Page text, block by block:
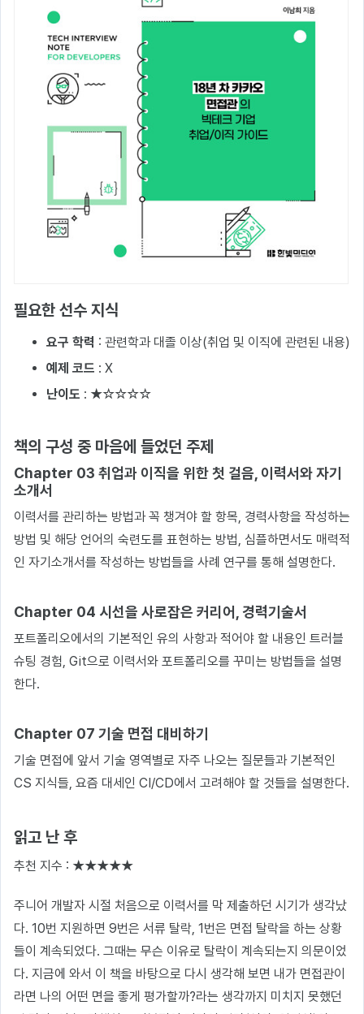
필요한 선수 지식
요구 학력 : 관련학과 대졸 이상(취업 및 이직에 관련된 내용)
예제 코드 : X
난이도 : ★☆☆☆☆
책의 구성 중 마음에 들었던 주제
Chapter 03 취업과 이직을 위한 첫 걸음, 이력서와 자기
소개서
이력서를 관리하는 방법과 꼭 챙겨야 할 항목, 경력사항을 작성하는
방법 및 해당 언어의 숙련도를 표현하는 방법, 심플하면서도 매력적
인 자기소개서를 작성하는 방법들을 사례 연구를 통해 설명한다.
Chapter 04 시선을 사로잡은 커리어, 경력기술서
포트폴리오에서의 기본적인 유의 사항과 적어야 할 내용인 트러블
슈팅 경험, Git으로 이력서와 포트폴리오를 꾸미는 방법들을 설명
한다.
Chapter 07 기술 면접 대비하기
기술 면접에 앞서 기술 영역별로 자주 나오는 질문들과 기본적인
CS 지식들, 요즘 대세인 CI/CD에서 고려해야 할 것들을 설명한다.
읽고 난 후
추천 지수 : ★★★★★
주니어 개발자 시절 처음으로 이력서를 막 제출하던 시기가 생각났
다. 10번 지원하면 9번은 서류 탈락, 1번은 면접 탈락을 하는 상황
들이 계속되었다. 그때는 무슨 이유로 탈락이 계속되는지 의문이었
다. 지금에 와서 이 책을 바탕으로 다시 생각해 보면 내가 면접관이
라면 나의 어떤 면을 좋게 평가할까?라는 생각까지 미치지 못했던